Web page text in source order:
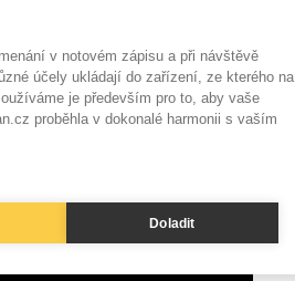
v notovém zápisu a při návštěvě
účely ukládají do zařízení, ze kterého na
je především pro to, aby vaše
proběhla v dokonalé harmonii s vaším
Doladit